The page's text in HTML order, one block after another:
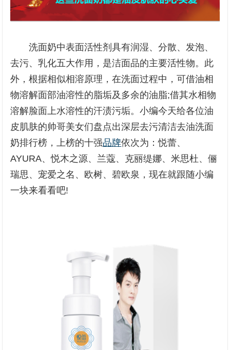
洗面奶中表面活性剂具有润湿、分散、发泡、
去污、乳化五大作用，是洁面品的主要活性物。此
外，根据相似相溶原理，在洗面过程中，可借油相
物溶解面部油溶性的脂垢及多余的油脂;借其水相物
溶解脸面上水溶性的汗渍污垢。小编今天给各位油
皮肌肤的帅哥美女们盘点出深层去污清洁去油洗面
奶排行榜，上榜的十强品牌依次为：悦蕾、
AYURA、悦木之源、兰蔻、克丽缇娜、米思杜、俪
瑞思、宠爱之名、欧树、碧欧泉，现在就跟随小编
一块来看看吧!